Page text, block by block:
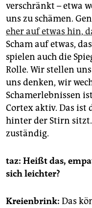
verschränkt – etwa
uns zu schämen.
eher auf etwas hin,
Scham auf etwas,
spielen auch die
Rolle. Wir stellen
uns denken, wir
Schamerlebnissen
Cortex aktiv. Das ist
hinter der Stirn
zuständig.
taz: Heißt das,
sich leichter?
Kreienbrink: Das